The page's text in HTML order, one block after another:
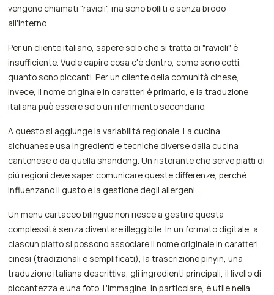
vengono chiamati "ravioli", ma sono bolliti e senza brodo
all'interno.
Per un cliente italiano, sapere solo che si tratta di "ravioli" è
insufficiente. Vuole capire cosa c'è dentro, come sono cotti,
quanto sono piccanti. Per un cliente della comunità cinese,
invece, il nome originale in caratteri è primario, e la traduzione
italiana può essere solo un riferimento secondario.
A questo si aggiunge la variabilità regionale. La cucina
sichuanese usa ingredienti e tecniche diverse dalla cucina
cantonese o da quella shandong. Un ristorante che serve piatti di
più regioni deve saper comunicare queste differenze, perché
influenzano il gusto e la gestione degli allergeni.
Un menu cartaceo bilingue non riesce a gestire questa
complessità senza diventare illeggibile. In un formato digitale, a
ciascun piatto si possono associare il nome originale in caratteri
cinesi (tradizionali e semplificati), la trascrizione pinyin, una
traduzione italiana descrittiva, gli ingredienti principali, il livello di
piccantezza e una foto. L'immagine, in particolare, è utile nella